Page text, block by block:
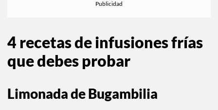
4 recetas de infusiones frías
que debes probar
Limonada de Bugambilia